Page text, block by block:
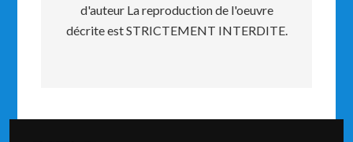
d'auteur La reproduction de l'oeuvre
décrite est STRICTEMENT INTERDITE.